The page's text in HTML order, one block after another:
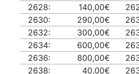
2628:
140,00€
2630:
290,00€
2632:
300,00€
2634:
600,00€
2636:
800,00€
2638:
40,00€